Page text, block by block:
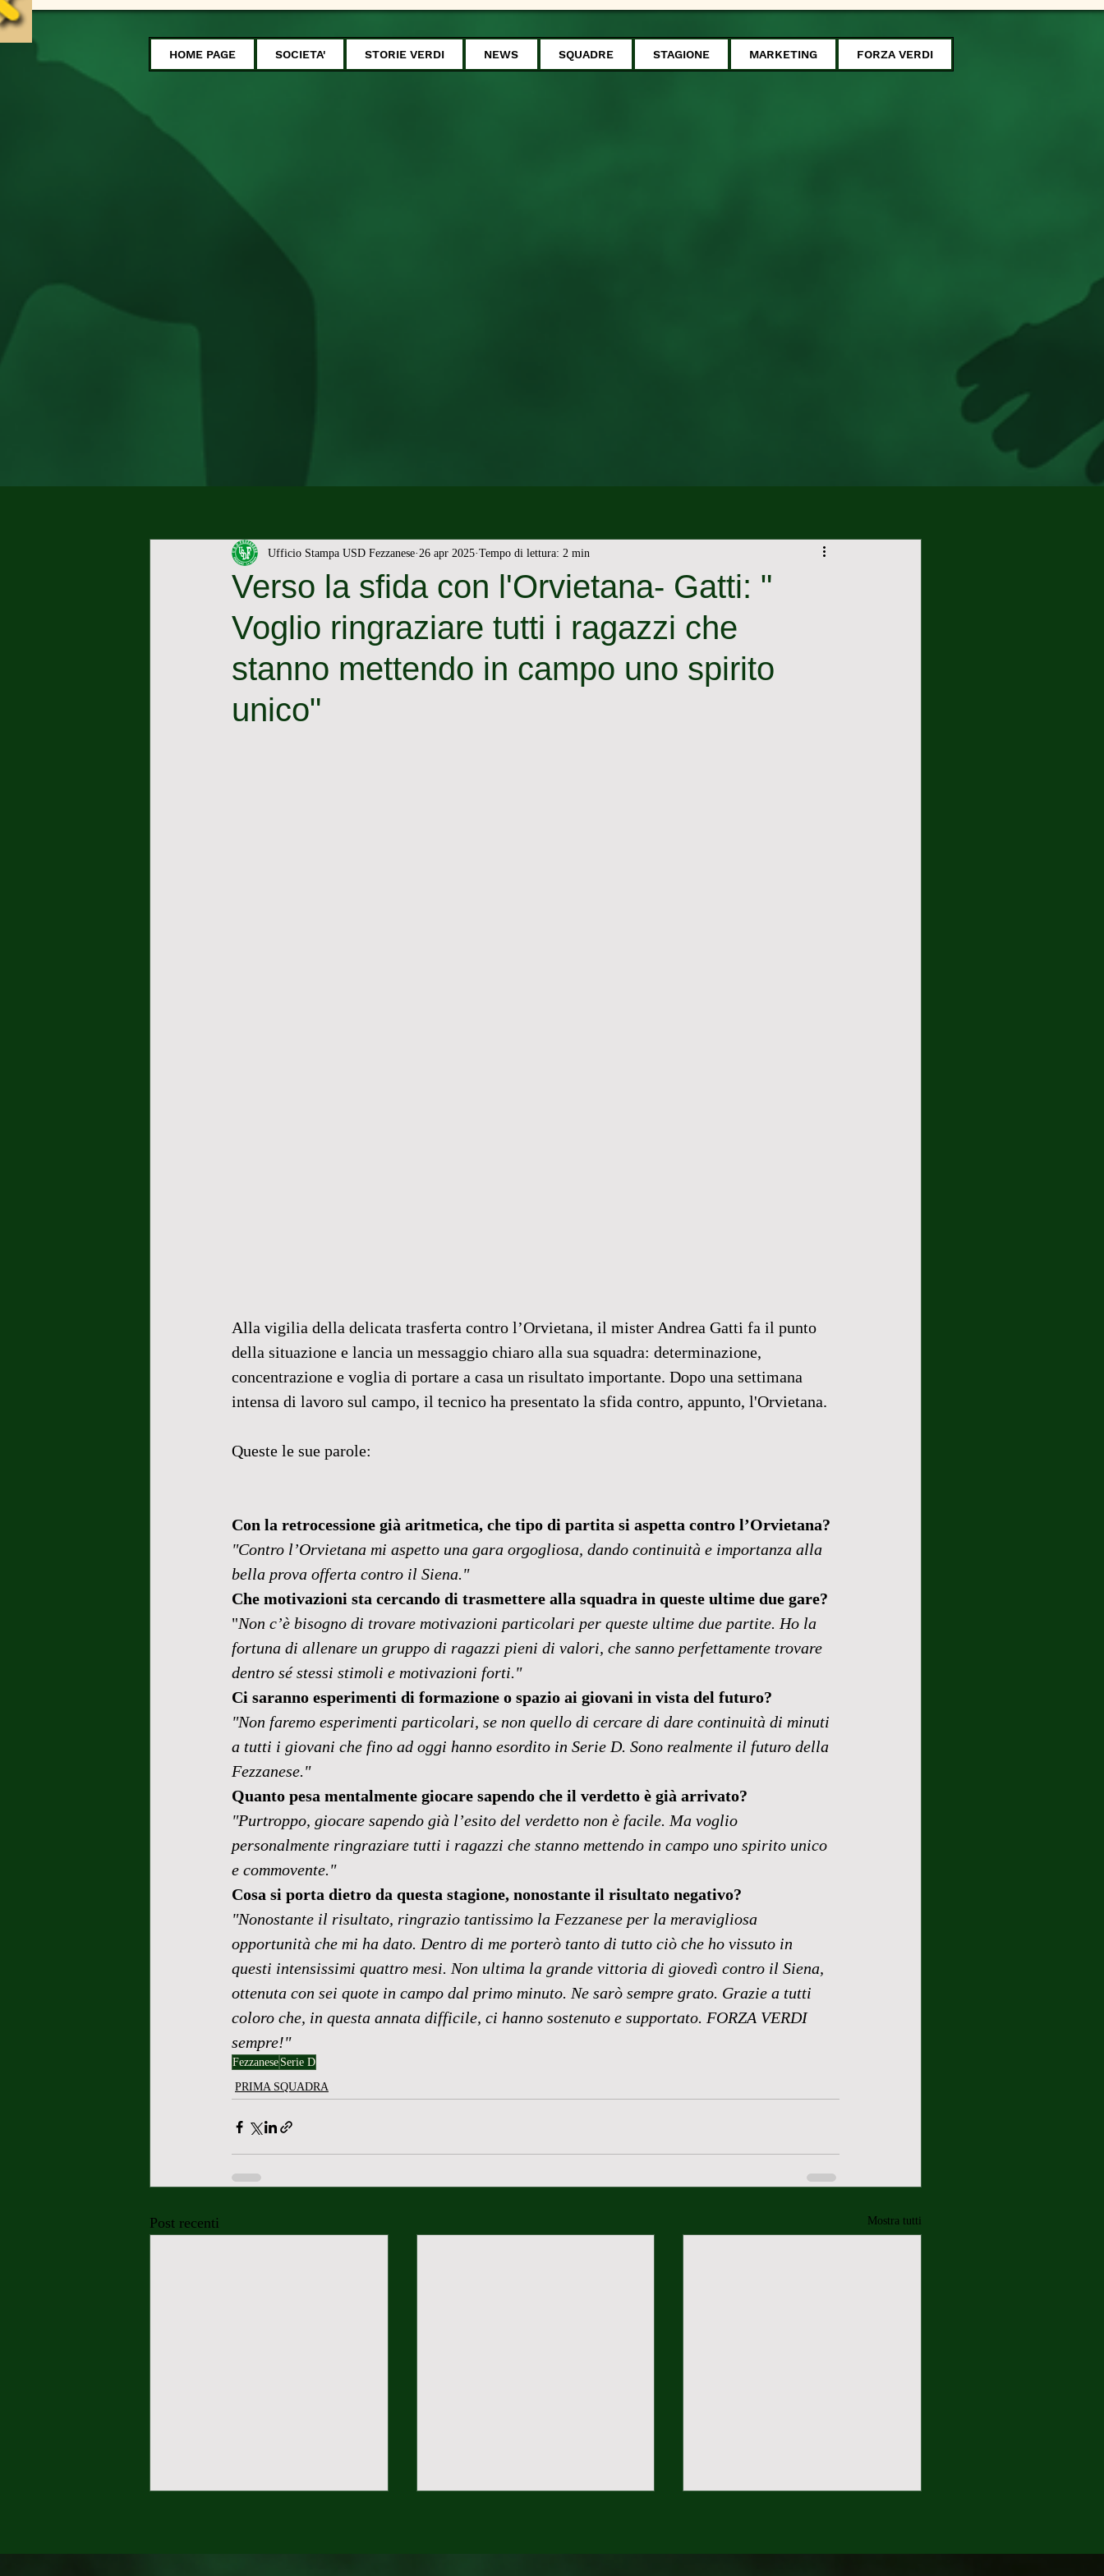
HOME PAGE SOCIETA' STORIE VERDI NEWS SQUADRE STAGIONE MARKETING FORZA VERDI
Verso la sfida con l'Orvietana- Gatti: "
Voglio ringraziare tutti i ragazzi che
stanno mettendo in campo uno spirito
unico"
Ufficio Stampa USD Fezzanese 26 apr 2025 Tempo di lettura: 2 min
Alla vigilia della delicata trasferta contro l’Orvietana, il mister Andrea Gatti fa il punto
della situazione e lancia un messaggio chiaro alla sua squadra: determinazione,
concentrazione e voglia di portare a casa un risultato importante. Dopo una settimana
intensa di lavoro sul campo, il tecnico ha presentato la sfida contro, appunto, l'Orvietana.
Queste le sue parole:
Con la retrocessione già aritmetica, che tipo di partita si aspetta contro l’Orvietana?
"Contro l’Orvietana mi aspetto una gara orgogliosa, dando continuità e importanza alla
bella prova offerta contro il Siena."
Che motivazioni sta cercando di trasmettere alla squadra in queste ultime due gare?
"Non c’è bisogno di trovare motivazioni particolari per queste ultime due partite. Ho la
fortuna di allenare un gruppo di ragazzi pieni di valori, che sanno perfettamente trovare
dentro sé stessi stimoli e motivazioni forti."
Ci saranno esperimenti di formazione o spazio ai giovani in vista del futuro?
"Non faremo esperimenti particolari, se non quello di cercare di dare continuità di minuti
a tutti i giovani che fino ad oggi hanno esordito in Serie D. Sono realmente il futuro della
Fezzanese."
Quanto pesa mentalmente giocare sapendo che il verdetto è già arrivato?
"Purtroppo, giocare sapendo già l’esito del verdetto non è facile. Ma voglio
personalmente ringraziare tutti i ragazzi che stanno mettendo in campo uno spirito unico
e commovente."
Cosa si porta dietro da questa stagione, nonostante il risultato negativo?
"Nonostante il risultato, ringrazio tantissimo la Fezzanese per la meravigliosa
opportunità che mi ha dato. Dentro di me porterò tanto di tutto ciò che ho vissuto in
questi intensissimi quattro mesi. Non ultima la grande vittoria di giovedì contro il Siena,
ottenuta con sei quote in campo dal primo minuto. Ne sarò sempre grato. Grazie a tutti
coloro che, in questa annata difficile, ci hanno sostenuto e supportato. FORZA VERDI
sempre!"
Fezzanese Serie D
PRIMA SQUADRA
Post recenti Mostra tutti